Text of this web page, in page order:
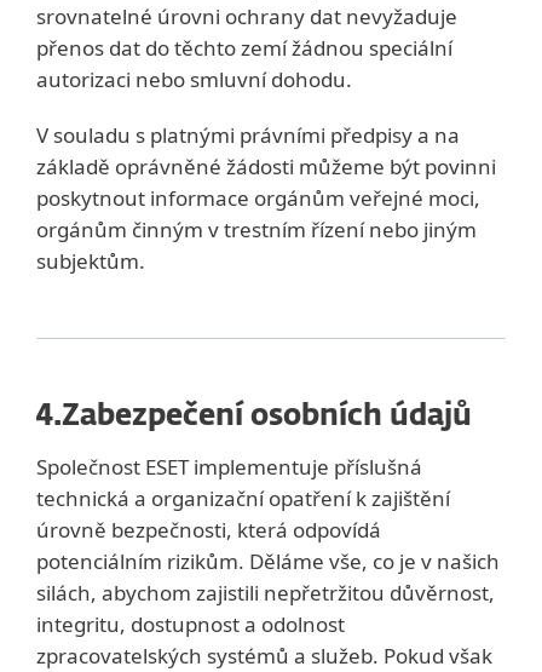
srovnatelné úrovni ochrany dat nevyžaduje
přenos dat do těchto zemí žádnou speciální
autorizaci nebo smluvní dohodu.
V souladu s platnými právními předpisy a na
základě oprávněné žádosti můžeme být povinni
poskytnout informace orgánům veřejné moci,
orgánům činným v trestním řízení nebo jiným
subjektům.
4.Zabezpečení osobních údajů
Společnost ESET implementuje příslušná
technická a organizační opatření k zajištění
úrovně bezpečnosti, která odpovídá
potenciálním rizikům. Děláme vše, co je v našich
silách, abychom zajistili nepřetržitou důvěrnost,
integritu, dostupnost a odolnost
zpracovatelských systémů a služeb. Pokud však